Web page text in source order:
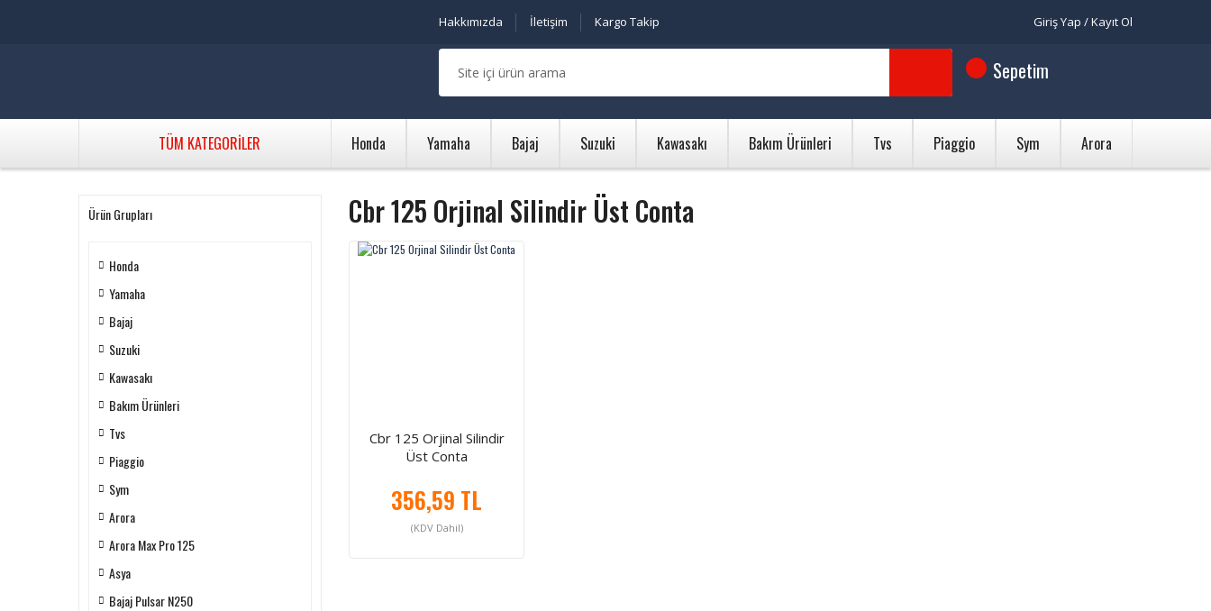
Hakkımızda İletişim Kargo Takip Giriş Yap / Kayıt Ol
Sepetim
TÜM KATEGORİLER Honda Yamaha Bajaj Suzuki Kawasakı Bakım Ürünleri Tvs Piaggio Sym Arora
Ürün Grupları
Honda
Yamaha
Bajaj
Suzuki
Kawasakı
Bakım Ürünleri
Tvs
Piaggio
Sym
Arora
Arora Max Pro 125
Asya
Bajaj Pulsar N250
Cbr 125 Orjinal Silindir Üst Conta
Cbr 125 Orjinal Silindir
Üst Conta
356,59 TL
(KDV Dahil)